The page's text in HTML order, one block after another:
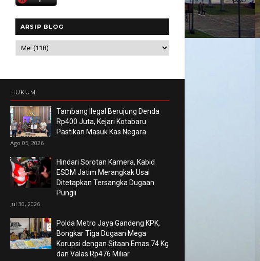
ARSIP BLOG
HUKUM
Tambang Ilegal Berujung Denda
Rp400 Juta, Kejari Kotabaru
Pastikan Masuk Kas Negara
Ago 05, 2026
Hindari Sorotan Kamera, Kabid
ESDM Jatim Merangkak Usai
Ditetapkan Tersangka Dugaan
Pungli
Jul 30, 2026
Polda Metro Jaya Gandeng KPK,
Bongkar Tiga Dugaan Mega
Korupsi dengan Sitaan Emas 74 Kg
dan Valas Rp476 Miliar